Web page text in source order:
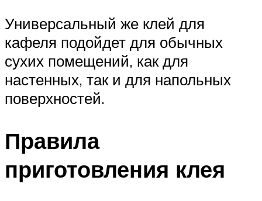
Универсальный же клей для
кафеля подойдет для обычных
сухих помещений, как для
настенных, так и для напольных
поверхностей.
Правила
приготовления клея